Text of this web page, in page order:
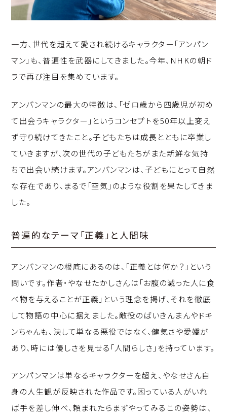
一方、世代を超えて愛され続けるキャラクター「アンパン
マン」も、普遍性を武器にしてきました。今年、NHKの朝ド
ラで再び注目を集めています。
アンパンマンの最大の特徴は、「ゼロ歳から四歳児が初め
て出会うキャラクター」というコンセプトを50年以上変え
ず守り続けてきたこと。子どもたちは成長とともに卒業し
ていきますが、次の世代の子どもたちがまた新鮮な気持
ちで出会い続けます。アンパンマンは、子どもにとって自然
な存在であり、まるで「空気」のような役割を果たしてきま
した。
普遍的なテーマ「正義」と人間味
アンパンマンの根底にあるのは、「正義とは何か？」という
問いです。作者・やなせたかしさんは「お腹の減った人に食
べ物を与えることが正義」という理念を掲げ、それを徹底
して物語の中心に据えました。敵役のばいきんまんやドキ
ンちゃんも、決して単なる悪役ではなく、健気さや愛嬌が
あり、時には優しさを見せる「人間らしさ」を持っています。
アンパンマンは単なるキャラクターを超え、やなせさん自
身の人生観が反映された作品です。困っている人がいれ
ば手を差し伸べ、頼まれたらまずやってみる――この姿勢は、